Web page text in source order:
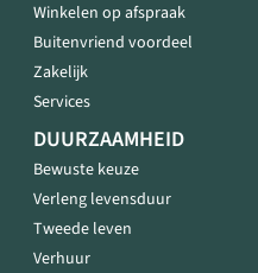
Winkelen op afspraak
Buitenvriend voordeel
Zakelijk
Services
DUURZAAMHEID
Bewuste keuze
Verleng levensduur
Tweede leven
Verhuur